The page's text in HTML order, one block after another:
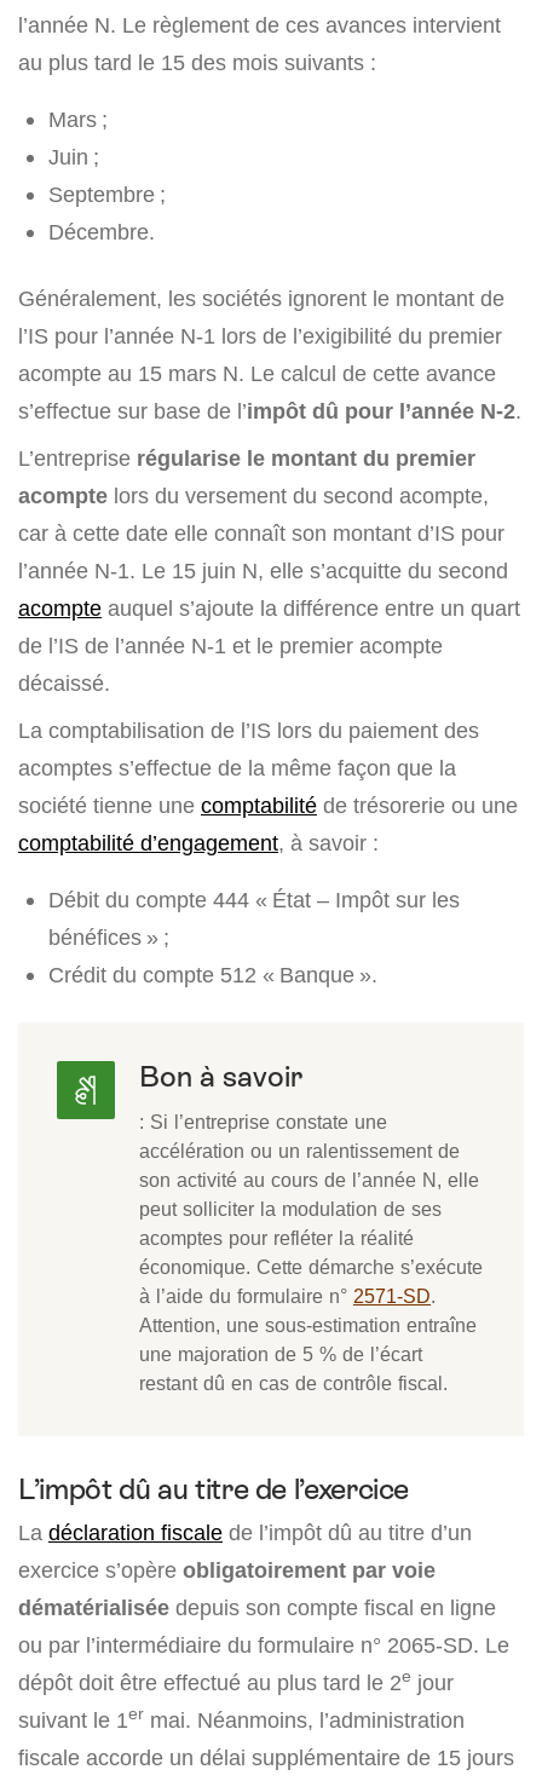
l’année N. Le règlement de ces avances intervient
au plus tard le 15 des mois suivants :
Mars ;
Juin ;
Septembre ;
Décembre.
Généralement, les sociétés ignorent le montant de
l’IS pour l’année N-1 lors de l’exigibilité du premier
acompte au 15 mars N. Le calcul de cette avance
s’effectue sur base de l’impôt dû pour l’année N-2.
L’entreprise régularise le montant du premier
acompte lors du versement du second acompte,
car à cette date elle connaît son montant d’IS pour
l’année N-1. Le 15 juin N, elle s’acquitte du second
acompte auquel s’ajoute la différence entre un quart
de l’IS de l’année N-1 et le premier acompte
décaissé.
La comptabilisation de l’IS lors du paiement des
acomptes s’effectue de la même façon que la
société tienne une comptabilité de trésorerie ou une
comptabilité d’engagement, à savoir :
Débit du compte 444 « État – Impôt sur les
bénéfices » ;
Crédit du compte 512 « Banque ».
Bon à savoir
: Si l’entreprise constate une
accélération ou un ralentissement de
son activité au cours de l’année N, elle
peut solliciter la modulation de ses
acomptes pour refléter la réalité
économique. Cette démarche s’exécute
à l’aide du formulaire n° 2571-SD.
Attention, une sous-estimation entraîne
une majoration de 5 % de l’écart
restant dû en cas de contrôle fiscal.
L’impôt dû au titre de l’exercice
La déclaration fiscale de l’impôt dû au titre d’un
exercice s’opère obligatoirement par voie
dématérialisée depuis son compte fiscal en ligne
ou par l’intermédiaire du formulaire n° 2065-SD. Le
dépôt doit être effectué au plus tard le 2e jour
suivant le 1er mai. Néanmoins, l’administration
fiscale accorde un délai supplémentaire de 15 jours